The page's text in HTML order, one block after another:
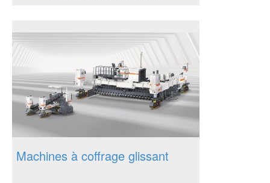
Machines à coffrage glissant